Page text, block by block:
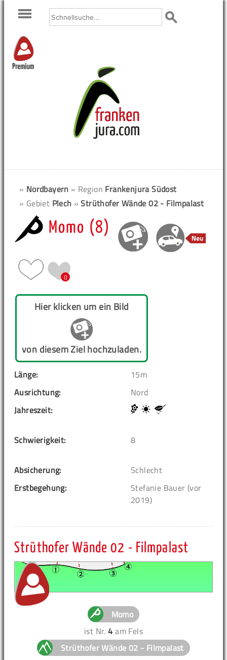
Premium
» Nordbayern » Region Frankenjura Südost
» Gebiet Plech »Strüthofer Wände 02 - Filmpalast
Momo (8)
0
Hier klicken um ein Bild
von diesem Ziel hochzuladen.
Länge:
15m
Ausrichtung:
Nord
Jahreszeit:
Schwierigkeit: 8
Absicherung:
Schlecht
Erstbegehung:
Stefanie Bauer (vor
2019)
Strüthofer Wände 02 - Filmpalast
Momo
ist Nr.4 am Fels
Strüthofer Wände 02 - Filmpalast